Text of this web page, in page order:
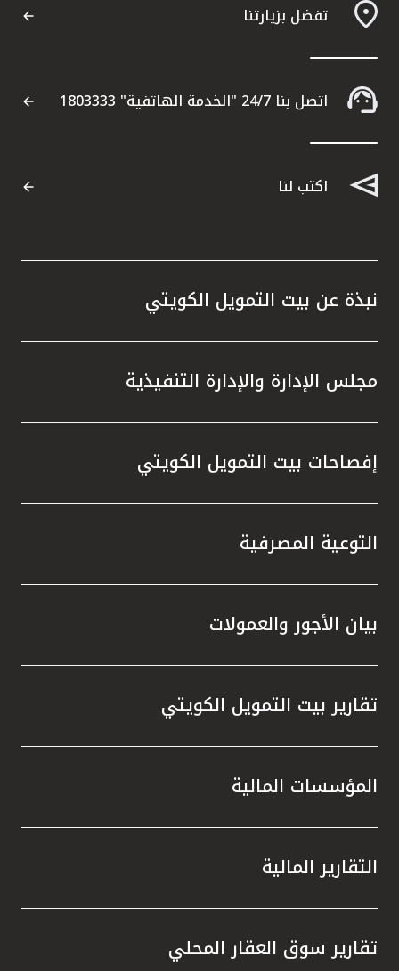
تفضل بزيارتنا
اتصل بنا 24/7 "الخدمة الهاتفية" 1803333
اكتب لنا
نبذة عن بيت التمويل الكويتي
مجلس الإدارة والإدارة التنفيذية
إفصاحات بيت التمويل الكويتي
التوعية المصرفية
بيان الأجور والعمولات
تقارير بيت التمويل الكويتي
المؤسسات المالية
التقارير المالية
تقارير سوق العقار المحلي